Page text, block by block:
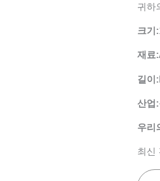
귀하
크기:
재료:
길이:
산업:
우리
최신